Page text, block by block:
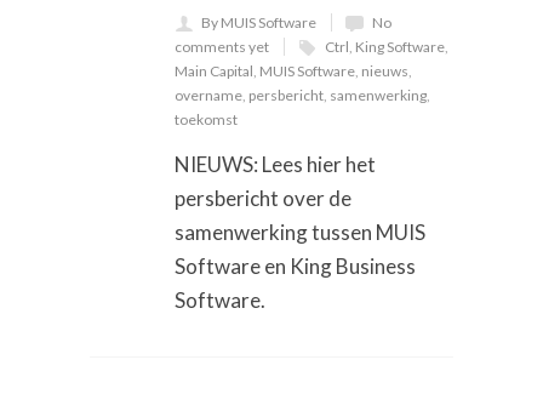
By MUIS Software
No
comments yet
Ctrl, King Software,
Main Capital, MUIS Software, nieuws,
overname, persbericht, samenwerking,
toekomst
NIEUWS: Lees hier het
persbericht over de
samenwerking tussen MUIS
Software en King Business
Software.